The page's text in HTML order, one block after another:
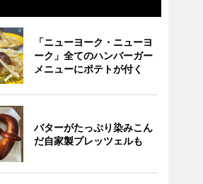
「ニューヨーク・ニューヨ
ーク」全てのハンバーガー
メニューにポテトが付く
バターがたっぷり染みこん
だ自家製プレッツェルも